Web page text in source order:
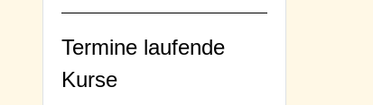
Termine laufende
Kurse